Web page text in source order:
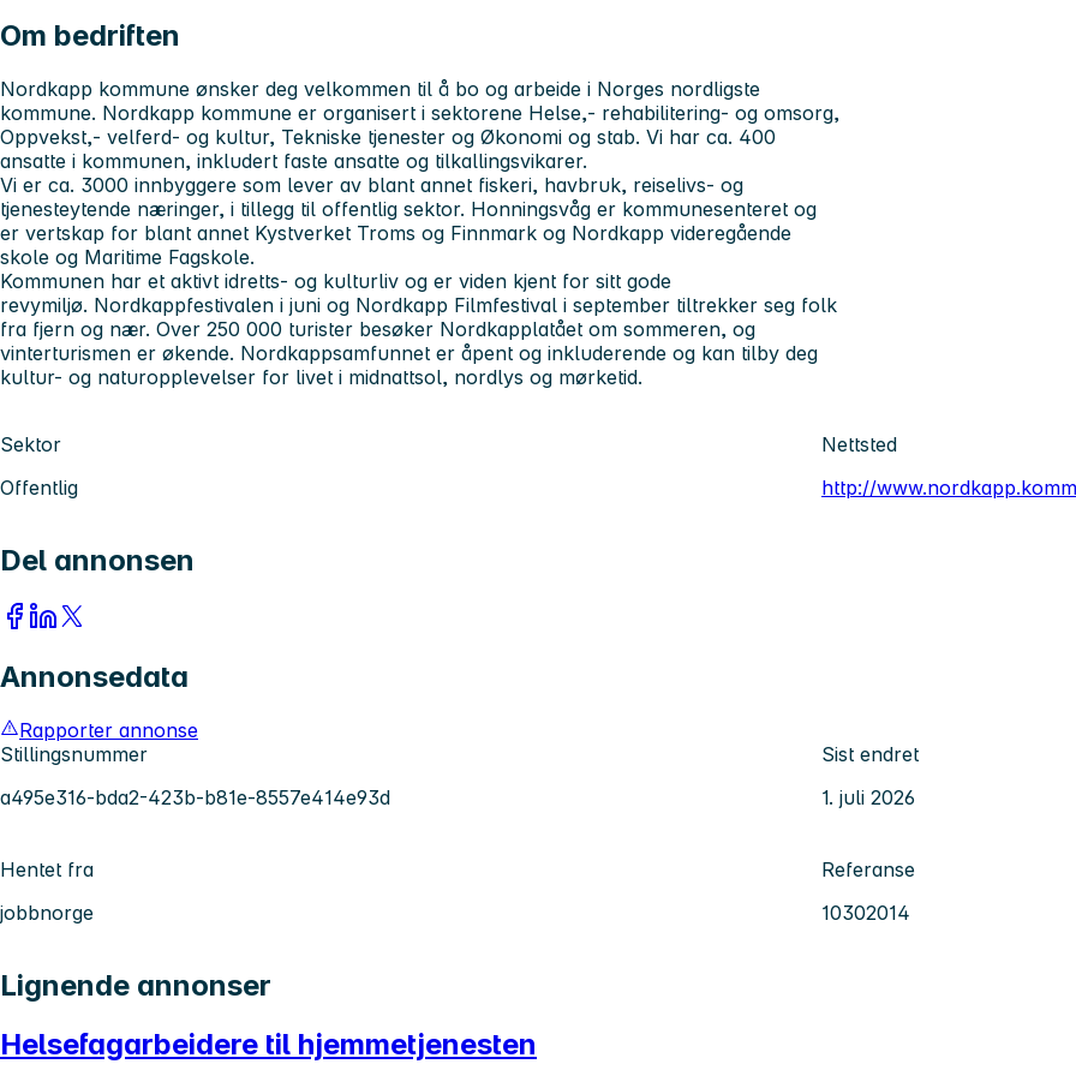
Om bedriften
Nordkapp kommune ønsker deg velkommen til å bo og arbeide i Norges nordligste
kommune. Nordkapp kommune er organisert i sektorene Helse,- rehabilitering- og omsorg,
Oppvekst,- velferd- og kultur, Tekniske tjenester og Økonomi og stab. Vi har ca. 400
ansatte i kommunen, inkludert faste ansatte og tilkallingsvikarer.
Vi er ca. 3000 innbyggere som lever av blant annet fiskeri, havbruk, reiselivs- og
tjenesteytende næringer, i tillegg til offentlig sektor. Honningsvåg er kommunesenteret og
er vertskap for blant annet Kystverket Troms og Finnmark og Nordkapp videregående
skole og Maritime Fagskole.
Kommunen har et aktivt idretts- og kulturliv og er viden kjent for sitt gode
revymiljø. Nordkappfestivalen i juni og Nordkapp Filmfestival i september tiltrekker seg folk
fra fjern og nær. Over 250 000 turister besøker Nordkapplatået om sommeren, og
vinterturismen er økende. Nordkappsamfunnet er åpent og inkluderende og kan tilby deg
kultur- og naturopplevelser for livet i midnattsol, nordlys og mørketid.
Sektor
Offentlig
Nettsted
http://
Del annonsen
Annonsedata
Rapporter annonse
Stillingsnummer
a495e316-bda2-423b-b81e-8557e414e93d
Sist endret
1. juli 2026
Hentet fra
jobbnorge
Referanse
10302014
Lignende annonser
Helsefagarbeidere til hjemmetjenesten